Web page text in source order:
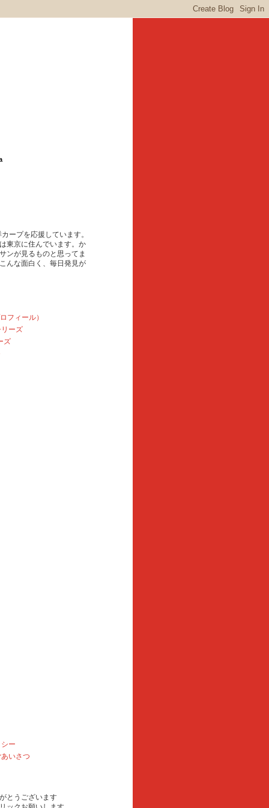
ープを応援しています。
東京に住んでいます。か
ンが見るものと思ってま
んな面白く、毎日発見が
フィール）
ーズ
ズ
ー
いさつ
とうございます